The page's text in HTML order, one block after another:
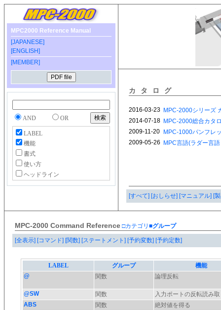
MPC2000 Reference Manual
[JAPANESE]
[ENGLISH]
[MEMBER]
AND OR
LABEL
機能
書式
使い方
ヘッドライン
カタログ
[すべて] [おしらせ] [マニュアル] [
MPC-2000 Command Reference □カテゴリ ■グループ
[全表示] [コマンド] [関数] [ステートメント] [予約変数] [予約定数]